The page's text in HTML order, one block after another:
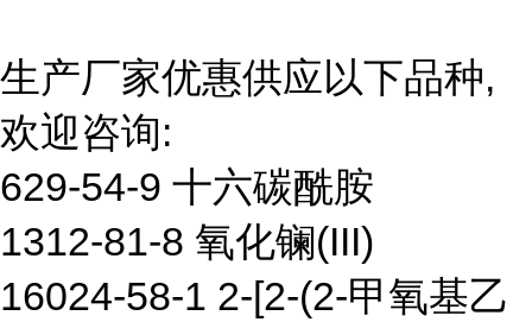
生产厂家优惠供应以下品种,
欢迎咨询:
629-54-9 十六碳酰胺
1312-81-8 氧化镧(III)
16024-58-1 2-[2-(2-甲氧基乙